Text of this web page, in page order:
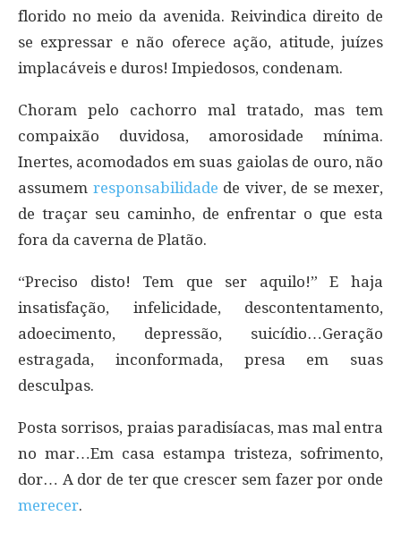
florido no meio da avenida. Reivindica direito de
se expressar e não oferece ação, atitude, juízes
implacáveis e duros! Impiedosos, condenam.
Choram pelo cachorro mal tratado, mas tem
compaixão duvidosa, amorosidade mínima.
Inertes, acomodados em suas gaiolas de ouro, não
assumem responsabilidade de viver, de se mexer,
de traçar seu caminho, de enfrentar o que esta
fora da caverna de Platão.
“Preciso disto! Tem que ser aquilo!” E haja
insatisfação, infelicidade, descontentamento,
adoecimento, depressão, suicídio…Geração
estragada, inconformada, presa em suas
desculpas.
Posta sorrisos, praias paradisíacas, mas mal entra
no mar…Em casa estampa tristeza, sofrimento,
dor… A dor de ter que crescer sem fazer por onde
merecer.